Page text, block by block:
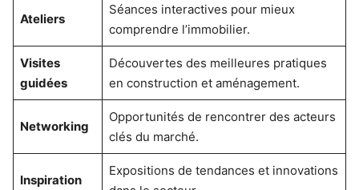
Ateliers
Séances interactives pour mieux
comprendre l’immobilier.
Visites
guidées
Découvertes des meilleures pratiques
en construction et aménagement.
Networking
Opportunités de rencontrer des acteurs
clés du marché.
Inspiration
Expositions de tendances et innovations